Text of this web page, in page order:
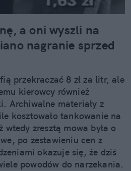
a oni wyszli na
nagranie sprzed
przekraczać 8 zł za litr, ale
kierowcy również
Archiwalne materiały z
kosztowało tankowanie na
zresztą mowa była o
po zestawieniu cen z
okazuje się, że dziś
powodów do narzekania.